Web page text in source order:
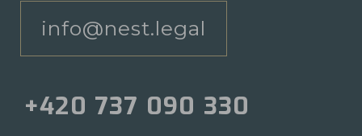
info@nest.legal
+420 737 090 330